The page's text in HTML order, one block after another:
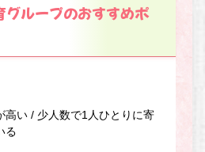
グループのおすすめポ
高い / 少人数で1人ひとりに寄
る